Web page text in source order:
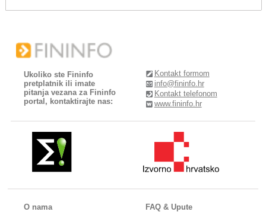
Ukoliko ste Fininfo
pretplatnik ili imate
pitanja vezana za Fininfo
portal, kontaktirajte nas:
Kontakt formom
info@fininfo.hr
Kontakt telefonom
www.fininfo.hr
O nama
FAQ & Upute